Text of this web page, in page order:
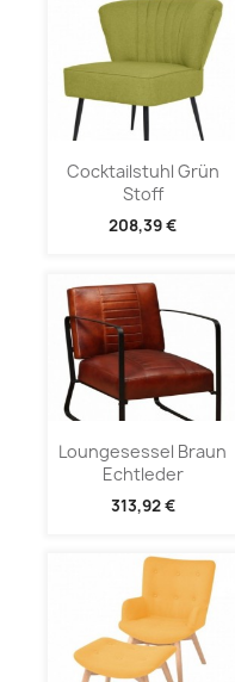
Cocktailstuhl Grün
Stoff
208,39 €
Loungesessel Braun
Echtleder
313,92 €